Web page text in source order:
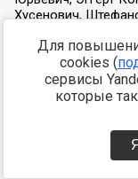
Для
cookies (
сервисы
которые